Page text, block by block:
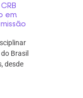
em
Brasil
desde